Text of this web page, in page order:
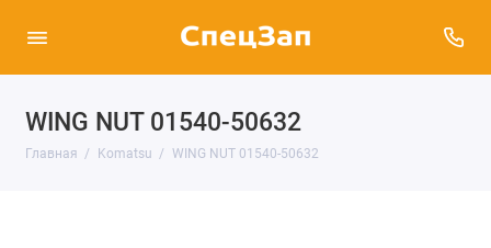
WING NUT 01540-50632
Главная Komatsu WING NUT 01540-50632